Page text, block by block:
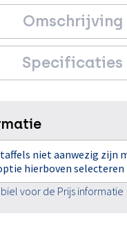
Omschrijving
Specificaties
niet aanwezig zijn
hierboven selecteren
voor de Prijs informatie